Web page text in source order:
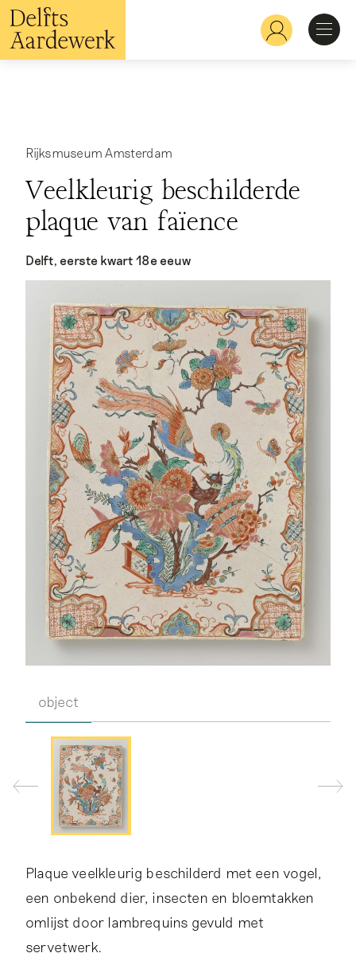
Overslaan
en
naar
de
Hoofdnavigatie
Bekijken
Rijksmuseum Amsterdam
Veelkleurig beschilderde
plaque van faïence
Delft, eerste kwart 18e eeuw
object
Plaque veelkleurig beschilderd met een vogel,
een onbekend dier, insecten en bloemtakken
omlijst door lambrequins gevuld met
servetwerk.